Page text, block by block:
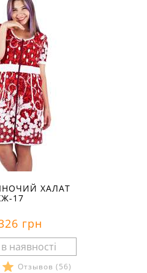
ХАЛАТ
17
грн
Отзывов (56)